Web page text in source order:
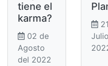
tiene el
karma?
02 de
Agosto
del 2022